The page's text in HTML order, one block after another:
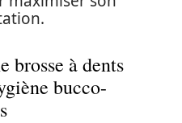
brosse à dents
bucco-